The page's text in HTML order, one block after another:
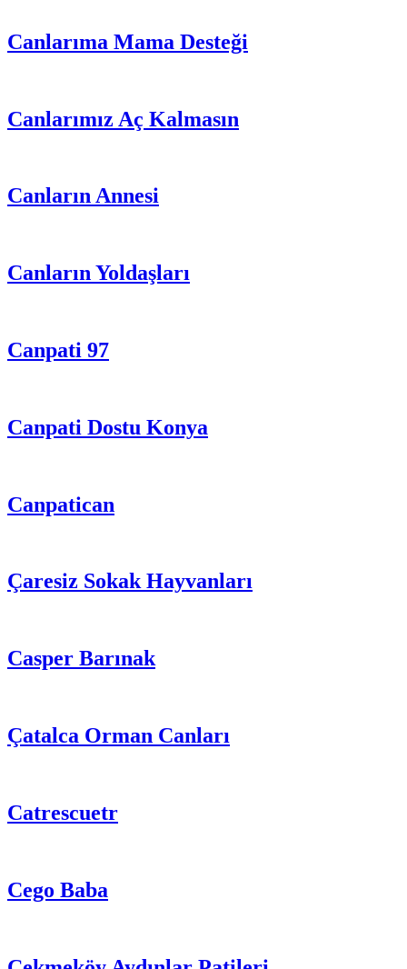
Canlarıma Mama Desteği
Canlarımız Aç Kalmasın
Canların Annesi
Canların Yoldaşları
Canpati 97
Canpati Dostu Konya
Canpatican
Çaresiz Sokak Hayvanları
Casper Barınak
Çatalca Orman Canları
Catrescuetr
Cego Baba